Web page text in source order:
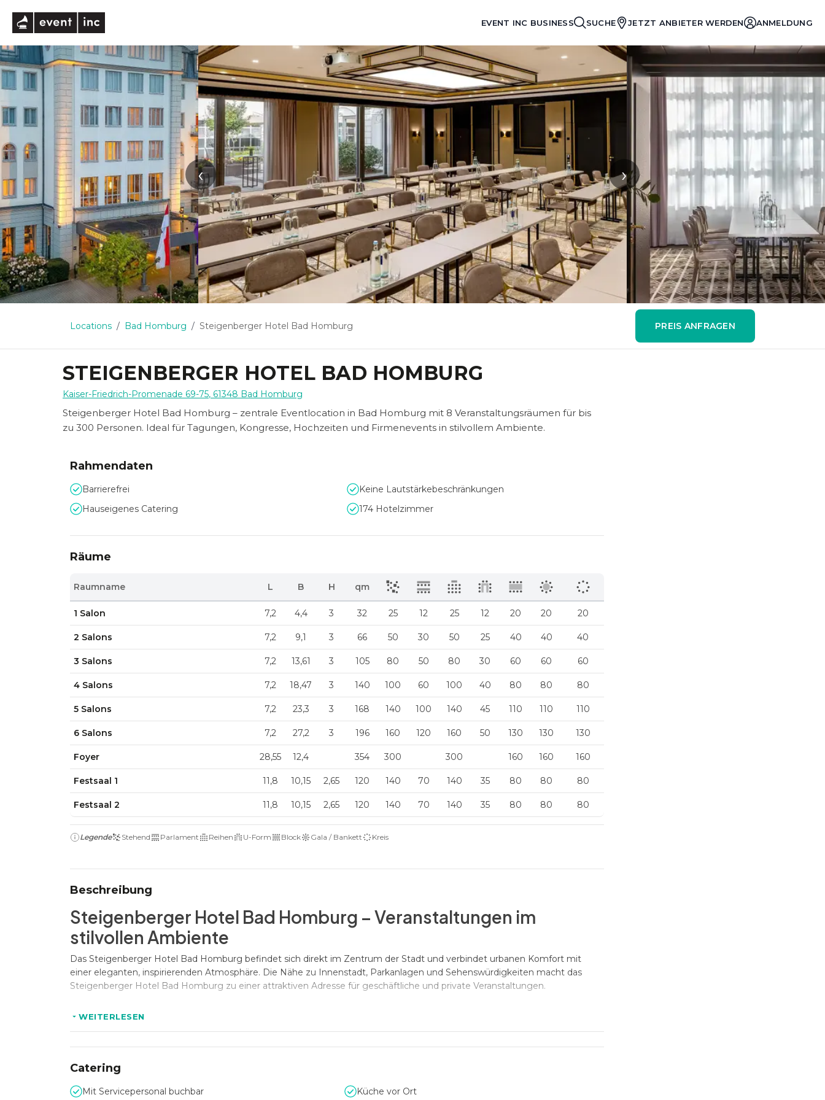
EVENT INC BUSINESS SUCHE JETZT ANBIETER WERDEN ANMELDUNG
‹ ›
Locations Bad Homburg Steigenberger Hotel Bad Homburg PREIS ANFRAGEN
STEIGENBERGER HOTEL BAD HOMBURG
Kaiser-Friedrich-Promenade 69-75, 61348 Bad Homburg
Steigenberger Hotel Bad Homburg – zentrale Eventlocation in Bad Homburg mit 8 Veranstaltungsräumen für bis
zu 300 Personen. Ideal für Tagungen, Kongresse, Hochzeiten und Firmenevents in stilvollem Ambiente.
Rahmendaten
Barrierefrei
Keine Lautstärkebeschränkungen
Hauseigenes Catering
174 Hotelzimmer
Räume
Raumname L B H qm
1 Salon 7,2 4,4 3 32 25 12 25 12 20 20 20
2 Salons 7,2 9,1 3 66 50 30 50 25 40 40 40
3 Salons 7,2 13,61 3 105 80 50 80 30 60 60 60
4 Salons 7,2 18,47 3 140 100 60 100 40 80 80 80
5 Salons 7,2 23,3 3 168 140 100 140 45 110 110 110
6 Salons 7,2 27,2 3 196 160 120 160 50 130 130 130
Foyer 28,55 12,4 354 300 300 160 160 160
Festsaal 1 11,8 10,15 2,65 120 140 70 140 35 80 80 80
Festsaal 2 11,8 10,15 2,65 120 140 70 140 35 80 80 80
Legende Stehend Parlament Reihen U-Form Block Gala / Bankett Kreis
Beschreibung
Steigenberger Hotel Bad Homburg – Veranstaltungen im
stilvollen Ambiente
Das Steigenberger Hotel Bad Homburg befindet sich direkt im Zentrum der Stadt und verbindet urbanen Komfort mit
einer eleganten, inspirierenden Atmosphäre. Die Nähe zu Innenstadt, Parkanlagen und Sehenswürdigkeiten macht das
Steigenberger Hotel Bad Homburg zu einer attraktiven Adresse für geschäftliche und private Veranstaltungen.
Kapazitäten für professionelle Events
Personen. Modernste Konferenz- und Veranstaltungstechnik schafft beste Voraussetzungen für Tagungen, Seminare,
einen hochwertigen Rahmen – stilvoll, funktional und individuell gestaltbar.
WEITERLESEN
Catering
Mit Servicepersonal buchbar
Küche vor Ort